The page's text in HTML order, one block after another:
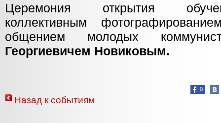
Церемония открытия
коллективным
общением молодых
Георгиевичем Новиковым.
0
Назад к событиям